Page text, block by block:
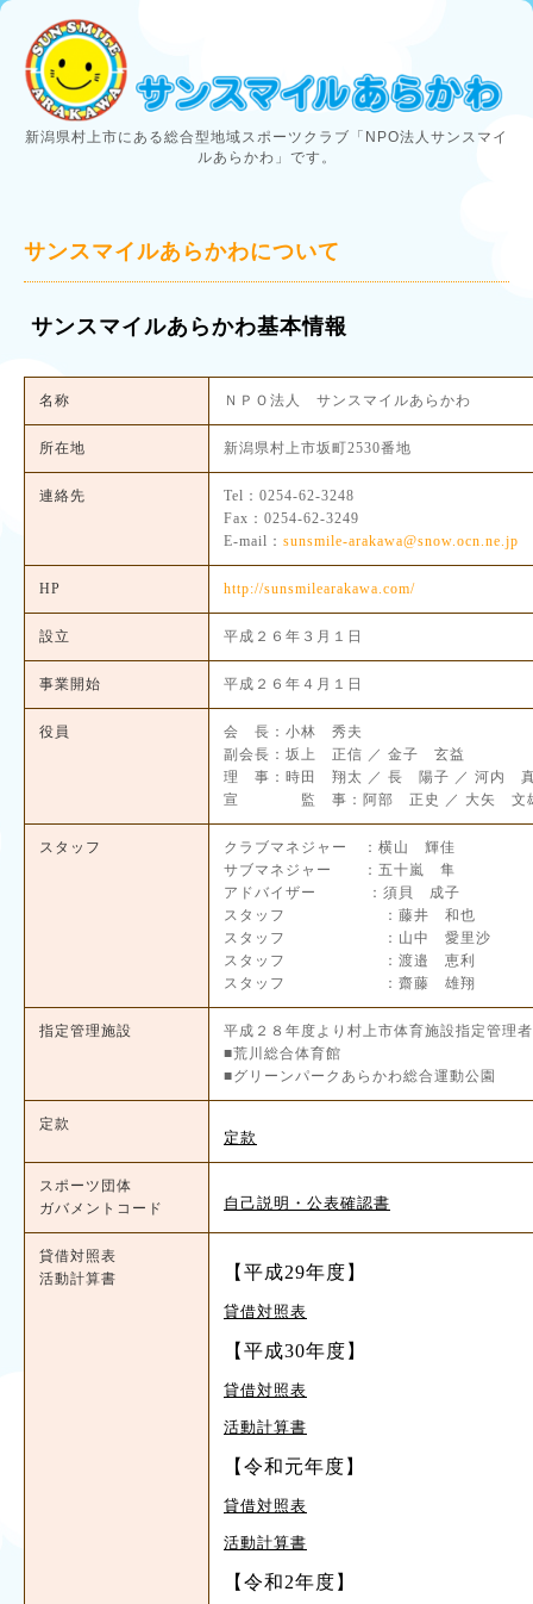
新潟県村上市にある総合型地域スポーツクラブ「NPO法人サンスマイ
ルあらかわ」です。
サンスマイルあらかわについて
サンスマイルあらかわ基本情報
名称 ＮＰＯ法人 サンスマイルあらかわ
所在地 新潟県村上市坂町2530番地
連絡先
Tel：0254-62-3248
Fax：0254-62-3249
E-mail： sunsmile-arakawa@snow.ocn.ne.jp
HP http://sunsmilearakawa.com/
設立 平成２６年３月１日
事業開始 平成２６年４月１日
役員
会 長：小林 秀夫
副会長：坂上 正信 ／ 金子 玄益
理 事：時田 翔太 ／ 長 陽子 ／ 河内
宣 監 事：阿部 正史 ／ 大矢 文
スタッフ
クラブマネジャー ：
サブマネジャー ：五十嵐 隼
アドバイザー ：須貝 成子
スタッフ ：藤井 和也
スタッフ ：山中 愛里沙
スタッフ ：渡邉 恵利
スタッフ ：齋藤 雄翔
指定管理施設
平成２８年度より村上市体育施設指定管理
■荒川総合体育館
■グリーンパークあらかわ総合運動公園
定款
定款
スポーツ団体
ガバメントコード
自己説明・公表確認書
貸借対照表
活動計算書
【平成29年度】
貸借対照表
【平成30年度】
貸借対照表
活動計算書
【令和元年度】
貸借対照表
活動計算書
【令和2年度】